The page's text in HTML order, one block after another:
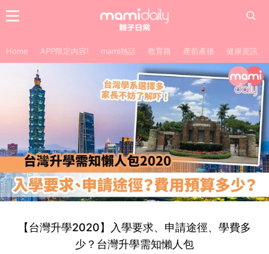
Home APP限定內容! mami熱話 教育路 產前產後 健康資訊
【台灣升學2020】入學要求、申請途徑、學費多
少？台灣升學需知懶人包